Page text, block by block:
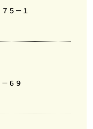
５－１
６９